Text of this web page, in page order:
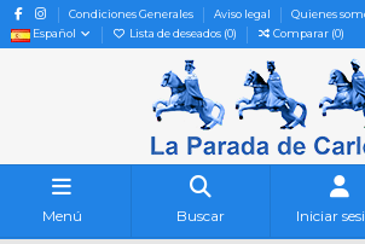
Condiciones Generales Aviso legal
Quienes
Español
Lista de deseados (0) Comparar (0)
Menú Buscar Iniciar